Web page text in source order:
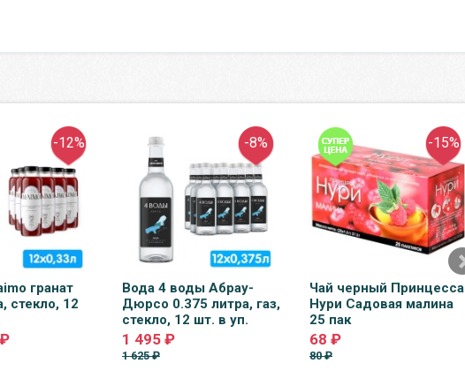
-12%
гранат
стекло, 12
-8%
Вода 4 воды Абрау-
Дюрсо 0.375 литра, газ,
стекло, 12 шт. в уп.
1 495 ₽
1 625 ₽
-15%
Чай черный Принцесса
Нури Садовая малина
25 пак
68 ₽
80 ₽